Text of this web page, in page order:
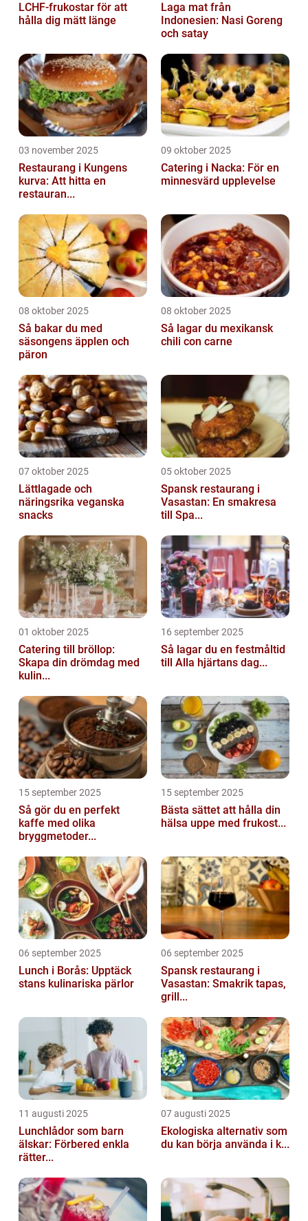
LCHF-frukostar för att
hålla dig mätt länge
Laga mat från
Indonesien: Nasi Goreng
och satay
03 november 2025
Restaurang i Kungens
kurva: Att hitta en
restauran...
09 oktober 2025
Catering i Nacka: För en
minnesvärd upplevelse
08 oktober 2025
Så bakar du med
säsongens äpplen och
päron
08 oktober 2025
Så lagar du mexikansk
chili con carne
07 oktober 2025
Lättlagade och
näringsrika veganska
snacks
05 oktober 2025
Spansk restaurang i
Vasastan: En smakresa
till Spa...
01 oktober 2025
Catering till bröllop:
Skapa din drömdag med
kulin...
16 september 2025
Så lagar du en festmåltid
till Alla hjärtans dag...
15 september 2025
Så gör du en perfekt
kaffe med olika
bryggmetoder...
15 september 2025
Bästa sättet att hålla din
hälsa uppe med frukost...
06 september 2025
Lunch i Borås: Upptäck
stans kulinariska pärlor
06 september 2025
Spansk restaurang i
Vasastan: Smakrik tapas,
grill...
11 augusti 2025
Lunchlådor som barn
älskar: Förbered enkla
rätter...
07 augusti 2025
Ekologiska alternativ som
du kan börja använda i k...